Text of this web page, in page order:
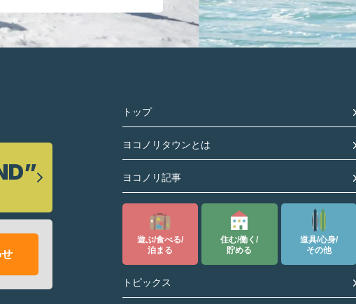
トップ
ヨコノリタウンとは
ヨコノリ記事
遊ぶ/食べる/
泊まる
住む/働く/
貯める
道具/心身/
その他
トピックス